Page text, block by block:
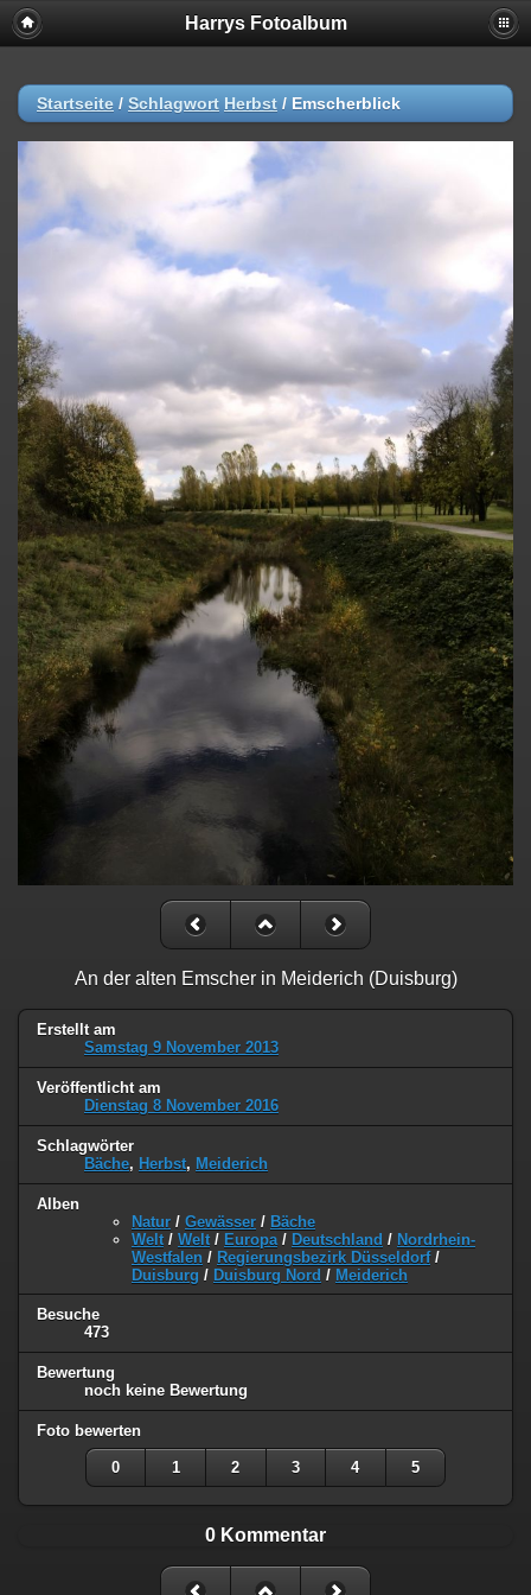
Harrys Fotoalbum
Startseite / Schlagwort Herbst / Emscherblick
An der alten Emscher in Meiderich (Duisburg)
Erstellt am
Samstag 9 November 2013
Veröffentlicht am
Dienstag 8 November 2016
Schlagwörter
Bäche, Herbst, Meiderich
Alben
Natur / Gewässer / Bäche
Welt / Welt / Europa / Deutschland / Nordrhein-
Westfalen / Regierungsbezirk Düsseldorf/
Duisburg / Duisburg Nord / Meiderich
Besuche
473
Bewertung
noch keine Bewertung
Foto bewerten
0 1 2 3 4 5
0 Kommentar